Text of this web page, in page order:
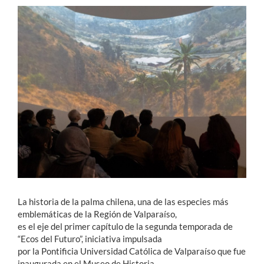
Estudiantes
Funcionarios
Alumni
English
La historia de la palma chilena, una de las especies más
emblemáticas de la Región de Valparaíso,
es el eje del primer capítulo de la segunda temporada de
“Ecos del Futuro”, iniciativa impulsada
por la Pontificia Universidad Católica de Valparaíso que fue